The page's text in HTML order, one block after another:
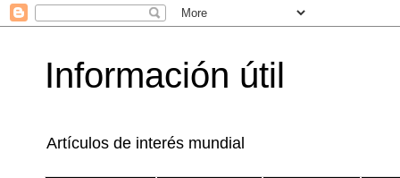
Información útil
Artículos de interés mundial